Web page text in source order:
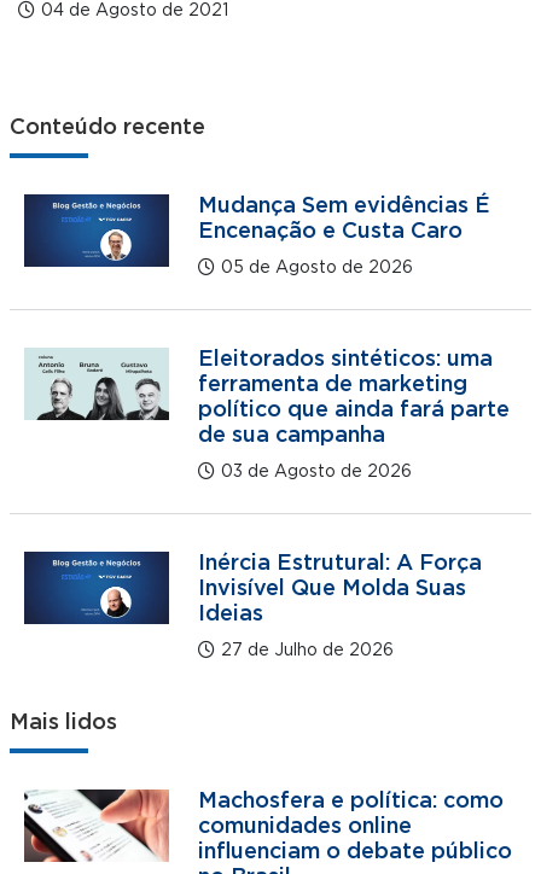
04 de Agosto de 2021
Conteúdo recente
Mudança Sem evidências É
Encenação e Custa Caro
05 de Agosto de 2026
Eleitorados sintéticos: uma
ferramenta de marketing
político que ainda fará parte
de sua campanha
03 de Agosto de 2026
Inércia Estrutural: A Força
Invisível Que Molda Suas
Ideias
27 de Julho de 2026
Mais lidos
Machosfera e política: como
comunidades online
influenciam o debate público